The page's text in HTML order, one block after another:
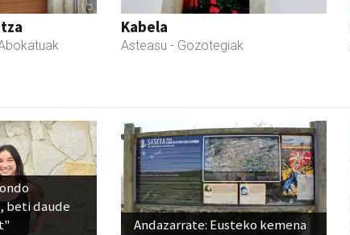
Kabela
Asteasu - Gozotegiak
beti daude
Andazarrate: Eusteko kemena